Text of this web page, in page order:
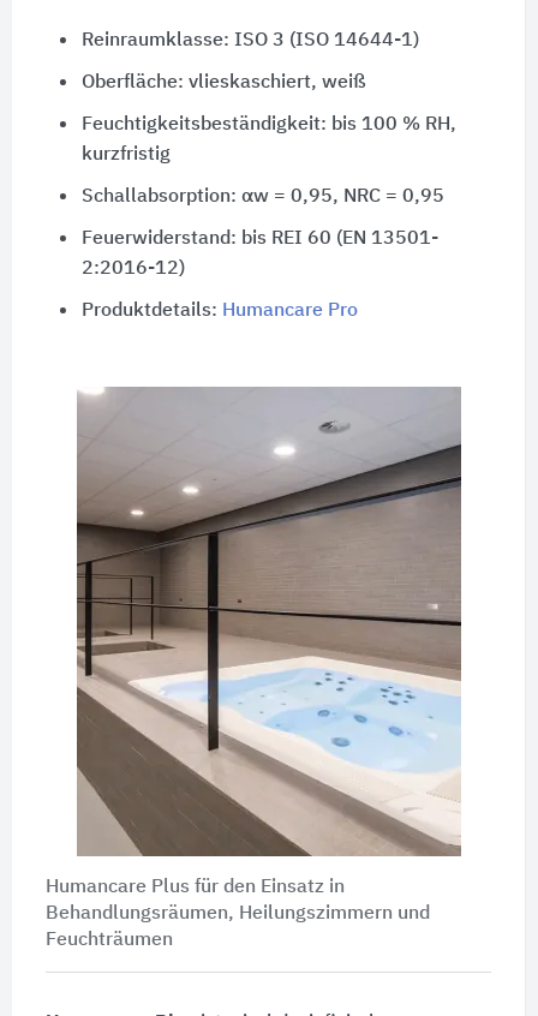
Reinraumklasse: ISO 3 (ISO 14644-1)
Oberfläche: vlieskaschiert, weiß
Feuchtigkeitsbeständigkeit: bis 100 % RH,
kurzfristig
Schallabsorption: αw = 0,95, NRC = 0,95
Feuerwiderstand: bis REI 60 (EN 13501-
2:2016-12)
Produktdetails: Humancare Pro
Humancare Plus für den Einsatz in
Behandlungsräumen, Heilungszimmern und
Feuchträumen